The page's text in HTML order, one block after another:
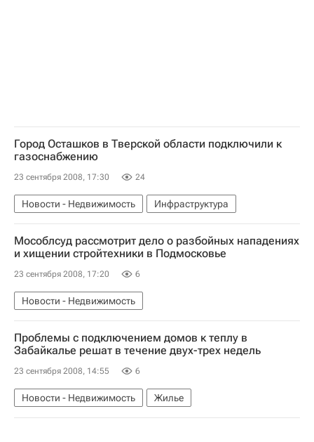
Город Осташков в Тверской области подключили к
газоснабжению
23 сентября 2008, 17:30 24
Новости - Недвижимость Инфраструктура
Мособлсуд рассмотрит дело о разбойных нападениях
и хищении стройтехники в Подмосковье
23 сентября 2008, 17:20 6
Новости - Недвижимость
Проблемы с подключением домов к теплу в
Забайкалье решат в течение двух-трех недель
23 сентября 2008, 14:55 6
Новости - Недвижимость Жилье